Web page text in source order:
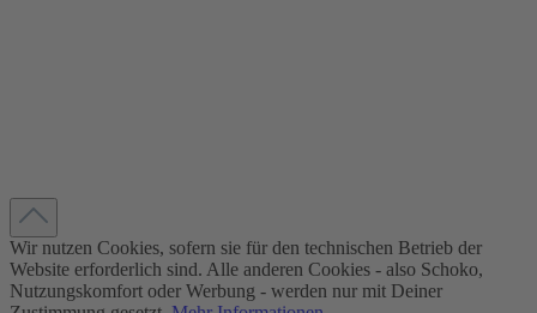
Wir nutzen Cookies, sofern sie für den technischen Betrieb der
Website erforderlich sind. Alle anderen Cookies - also Schoko,
Nutzungskomfort oder Werbung - werden nur mit Deiner